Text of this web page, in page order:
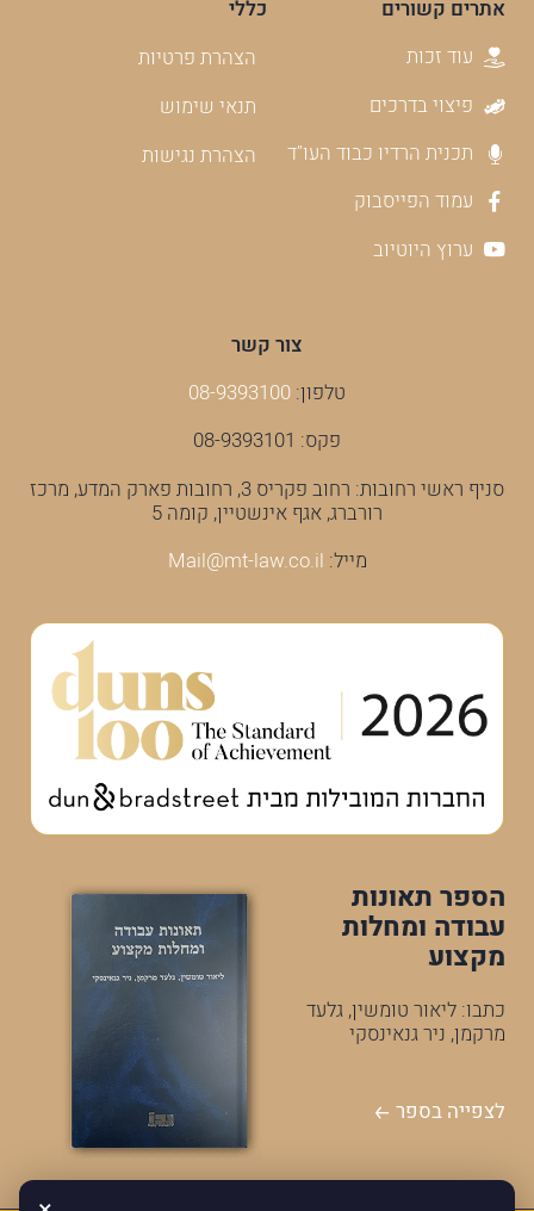
אתרים קשורים
עוד זכות
פיצוי בדרכים
תכנית הרדיו כבוד העו"ד
עמוד הפייסבוק
ערוץ היוטיוב
כללי
הצהרת פרטיות
תנאי שימוש
הצהרת נגישות
צור קשר
טלפון: 08-9393100
פקס: 08-9393101
סניף ראשי רחובות: רחוב פקריס 3, רחובות פארק המדע, מרכז
רורברג, אגף אינשטיין, קומה 5
מייל: Mail@mt-law.co.il
הספר תאונות
עבודה ומחלות
מקצוע
כתבו: ליאור טומשין, גלעד
מרקמן, ניר גנאינסקי
לצפייה בספר